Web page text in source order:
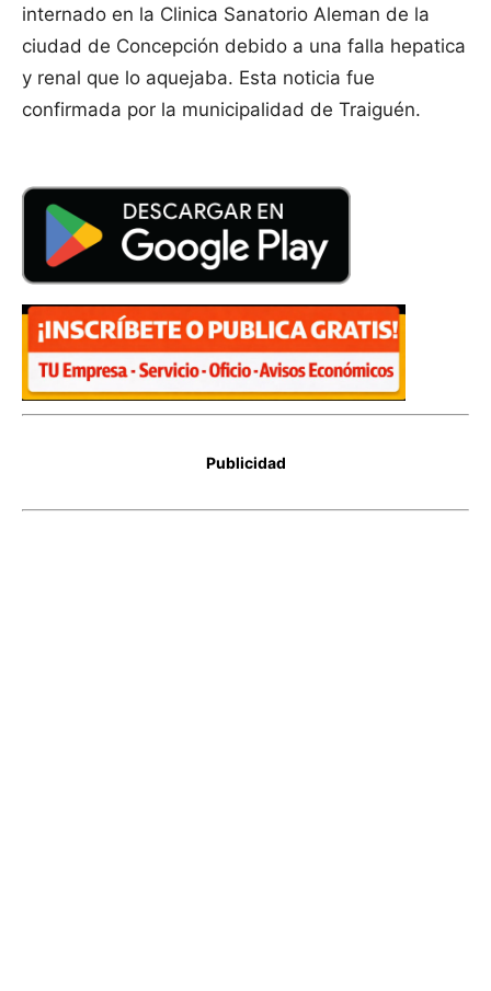
internado en la Clinica Sanatorio Aleman de la
ciudad de Concepción debido a una falla hepatica
y renal que lo aquejaba. Esta noticia fue
confirmada por la municipalidad de Traiguén.
Publicidad